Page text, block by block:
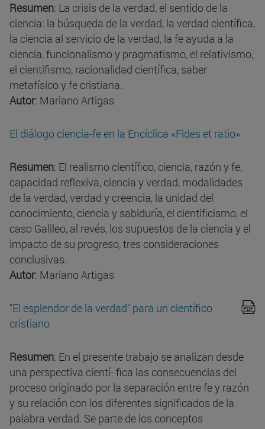
Resumen: La crisis de la verdad, el sentido de la
ciencia: la búsqueda de la verdad, la verdad científica,
la ciencia al servicio de la verdad, la fe ayuda a la
ciencia, funcionalismo y pragmatismo, el relativismo,
el cientifismo, racionalidad científica, saber
metafísico y fe cristiana.
Autor: Mariano Artigas
El diálogo ciencia-fe en la Encíclica «Fides et ratio»
Resumen: El realismo científico, ciencia, razón y fe,
capacidad reflexiva, ciencia y verdad, modalidades
de la verdad, verdad y creencia, la unidad del
conocimiento, ciencia y sabiduría, el cientificismo, el
caso Galileo, al revés, los supuestos de la ciencia y el
impacto de su progreso, tres consideraciones
conclusivas.
Autor: Mariano Artigas
"El esplendor de la verdad" para un científico
cristiano
Resumen: En el presente trabajo se analizan desde
una perspectiva cientí- fica las consecuencias del
proceso originado por la separación entre fe y razón
y su relación con los diferentes significados de la
palabra verdad. Se parte de los conceptos